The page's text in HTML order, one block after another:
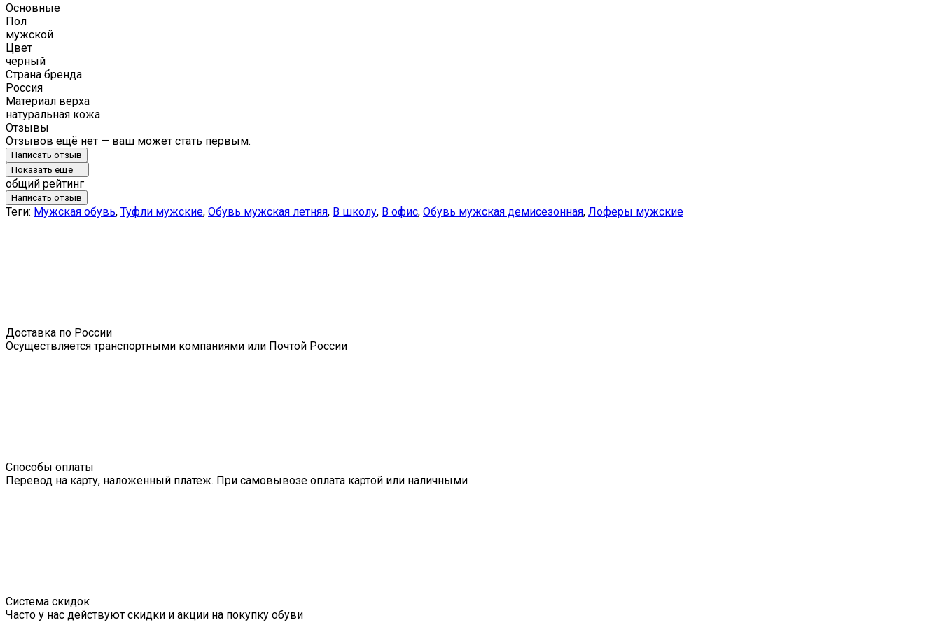
Основные
Пол
мужской
Цвет
черный
Страна бренда
Россия
Материал верха
натуральная кожа
Отзывы
Отзывов ещё нет — ваш может стать первым.
Написать отзыв
Показать ещё
общий рейтинг
Написать отзыв
Теги: Мужская обувь, Туфли мужские, Обувь мужская летняя, В школу, В офис, Обувь мужская демисезонная, Лоферы мужские
Доставка по России
Осуществляется транспортными компаниями или Почтой России
Способы оплаты
Перевод на карту, наложенный платеж. При самовывозе оплата картой или наличными
Система скидок
Часто у нас действуют скидки и акции на покупку обуви